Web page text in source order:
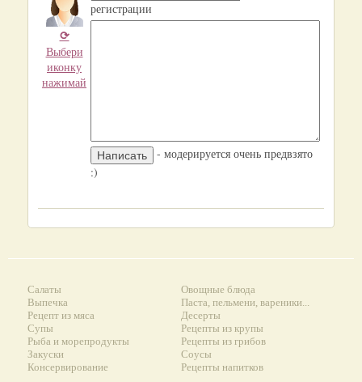
⟳
Выбери
иконку
нажимай
регистрации
- модерируется очень предвзято
:)
Салаты
Выпечка
Рецепт из мяса
Супы
Рыба и морепродукты
Закуски
Консервирование
Овощные блюда
Паста, пельмени, вареники...
Десерты
Рецепты из крупы
Рецепты из грибов
Соусы
Рецепты напитков